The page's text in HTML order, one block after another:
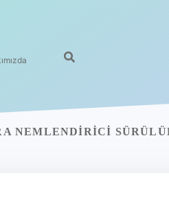
NEMLENDIRICI